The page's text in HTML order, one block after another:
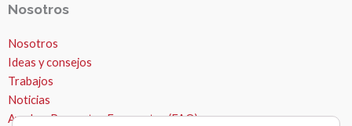
Nosotros
Nosotros
Ideas y consejos
Trabajos
Noticias
Ayuda – Preguntas Frecuentes (FAQ)